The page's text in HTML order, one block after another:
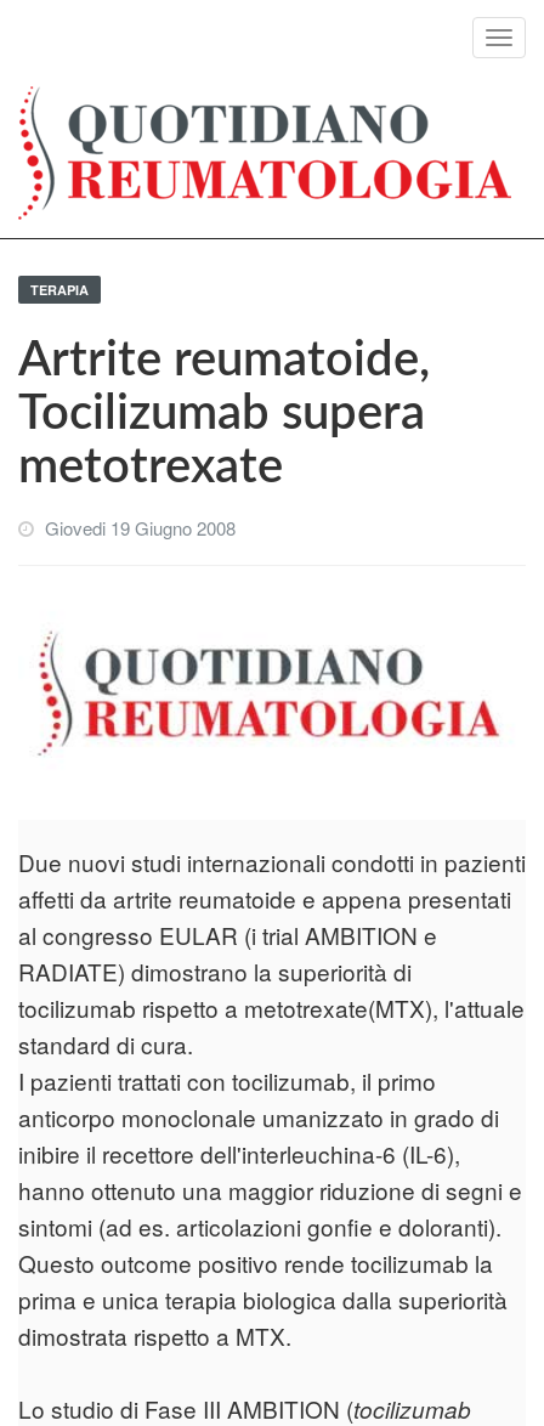
TERAPIA
Artrite reumatoide,
Tocilizumab supera
metotrexate
Giovedi 19 Giugno 2008
Due nuovi studi internazionali condotti in pazienti
affetti da artrite reumatoide e appena presentati
al congresso EULAR (i trial AMBITION e
RADIATE) dimostrano la superiorità di
tocilizumab rispetto a metotrexate(MTX), l'attuale
standard di cura.
I pazienti trattati con tocilizumab, il primo
anticorpo monoclonale umanizzato in grado di
inibire il recettore dell'interleuchina-6 (IL-6),
hanno ottenuto una maggior riduzione di segni e
sintomi (ad es. articolazioni gonfie e doloranti).
Questo outcome positivo rende tocilizumab la
prima e unica terapia biologica dalla superiorità
dimostrata rispetto a MTX.
Lo studio di Fase III AMBITION (tocilizumab